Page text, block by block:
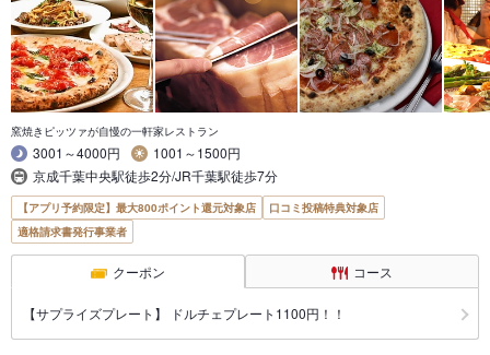
窯焼きピッツァが自慢の一軒家レストラン
3001～4000円
1001～1500円
京成千葉中央駅徒歩2分/JR千葉駅徒歩7分
【アプリ予約限定】最大800ポイント還元対象店
口コミ投稿特典対象店
適格請求書発行事業者
クーポン コース
【サプライズプレート】 ドルチェプレート1100円！！